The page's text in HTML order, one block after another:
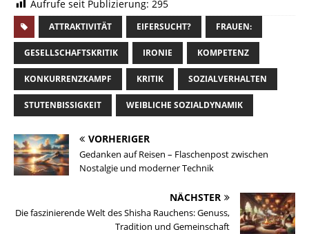
Aufrufe seit Publizierung: 295
ATTRAKTIVITÄT EIFERSUCHT? FRAUEN:
GESELLSCHAFTSKRITIK IRONIE KOMPETENZ
KONKURRENZKAMPF KRITIK SOZIALVERHALTEN
STUTENBISSIGKEIT WEIBLICHE SOZIALDYNAMIK
VORHERIGER
Gedanken auf Reisen – Flaschenpost zwischen
Nostalgie und moderner Technik
NÄCHSTER
Die faszinierende Welt des Shisha Rauchens: Genuss,
Tradition und Gemeinschaft